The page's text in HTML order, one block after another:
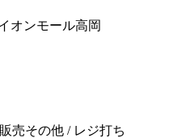
オンモール高岡
売その他 / レジ打ち